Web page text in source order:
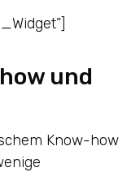
und
Know-how